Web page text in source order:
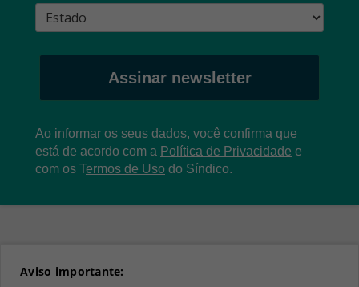
Assinar newsletter
Ao informar os seus dados, você confirma que
está de acordo com a Política de Privacidade e
com os Termos de Uso do Síndico.
Aviso importante: